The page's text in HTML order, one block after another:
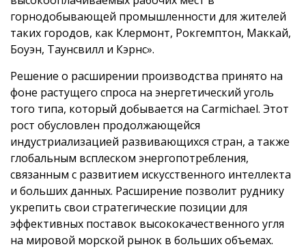
горнодобывающей промышленности для жителей
таких городов, как Клермонт, Рокгемптон, Маккай,
Боуэн, Таунсвилл и Кэрнс».
Решение о расширении производства принято на
фоне растущего спроса на энергетический уголь
того типа, который добывается на Carmichael. Этот
рост обусловлен продолжающейся
индустриализацией развивающихся стран, а также
глобальным всплеском энергопотребления,
связанным с развитием искусственного интеллекта
и больших данных. Расширение позволит руднику
укрепить свои стратегические позиции для
эффективных поставок высококачественного угля
на мировой морской рынок в больших объемах.